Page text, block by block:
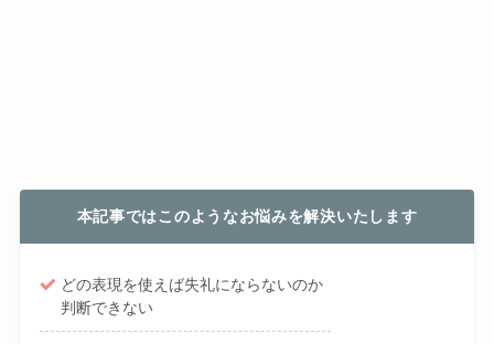
本記事ではこのようなお悩みを解決いたします
どの表現を使えば失礼にならないのか
判断できない